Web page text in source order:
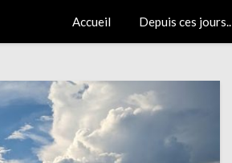
Accueil Depuis ces jours..